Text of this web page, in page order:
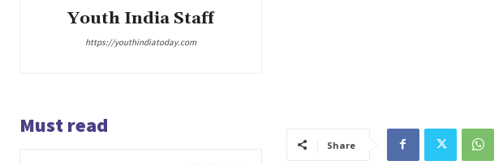
Youth India Staff
https://youthindiatoday.com
Must read
Share